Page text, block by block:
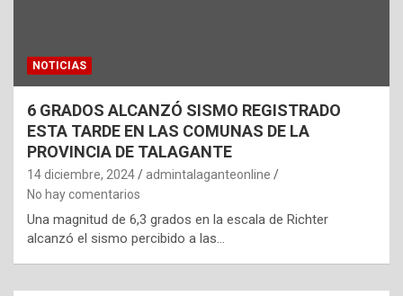
NOTICIAS
6 GRADOS ALCANZÓ SISMO REGISTRADO
ESTA TARDE EN LAS COMUNAS DE LA
PROVINCIA DE TALAGANTE
14 diciembre, 2024
admintalaganteonline
No hay comentarios
Una magnitud de 6,3 grados en la escala de Richter
alcanzó el sismo percibido a las…